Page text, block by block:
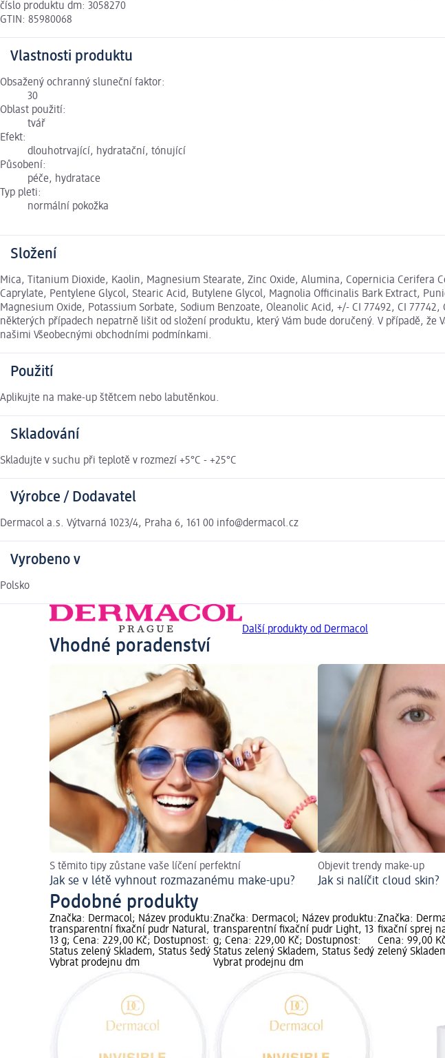
číslo produktu dm: 3058270
GTIN: 85980068
Vlastnosti produktu
Obsažený ochranný sluneční faktor:
30
Oblast použití:
tvář
Efekt:
dlouhotrvající, hydratační, tónující
Působení:
péče, hydratace
Typ pleti:
normální pokožka
Složení
Mica, Titanium Dioxide, Kaolin, Magnesium Stearate, Zinc Oxide, Alumina, Copernicia Cerifera
Caprylate, Pentylene Glycol, Stearic Acid, Butylene Glycol, Magnolia Officinalis Bark Extract,
Magnesium Oxide, Potassium Sorbate, Sodium Benzoate, Oleanolic Acid, +/- CI 77492, CI
některých případech nepatrně lišit od složení produktu, který Vám bude doručený. V případě,
našimi Všeobecnými obchodními podmínkami.
Použití
Aplikujte na make-up štětcem nebo labutěnkou.
Skladování
Skladujte v suchu při teplotě v rozmezí +5°C - +25°C
Výrobce / Dodavatel
Dermacol a.s. Výtvarná 1023/4, Praha 6, 161 00 info@dermacol.cz
Vyrobeno v
Polsko
Další produkty od Dermacol
Vhodné poradenství
S těmito tipy zůstane vaše líčení perfektní
Jak se v létě vyhnout rozmazanému make-upu?
Objevit trendy make-up
Jak si nalíčit cloud skin?
Podobné produkty
Značka: Dermacol; Název produktu:
transparentní fixační pudr Natural,
13 g; Cena: 229,00 Kč; Dostupnost:
Status zelený Skladem, Status šedý
Vybrat prodejnu dm
Značka: Dermacol; Název produktu:
transparentní fixační pudr Light, 13
g; Cena: 229,00 Kč; Dostupnost:
Status zelený Skladem, Status šedý
Vybrat prodejnu dm
Značka:
fixační sprej
Cena: 99,00
zelený